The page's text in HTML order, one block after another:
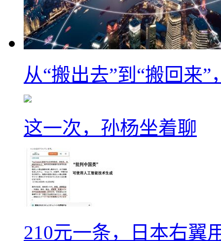
从“搬出去”到“搬回来
这一次，孙杨坐着聊
210元一条，日本右翼